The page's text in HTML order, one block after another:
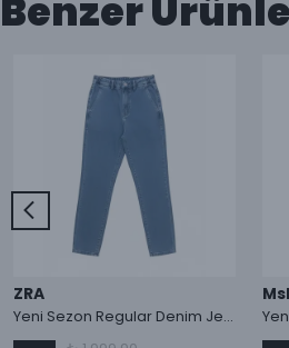
Benzer
ZRA
Yeni Sezon Regular Denim Jean Pantolon